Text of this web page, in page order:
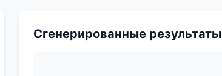
Сгенерированные результаты